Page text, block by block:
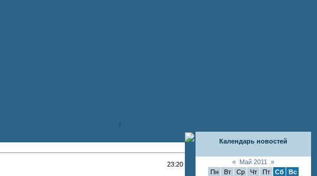
|
23:20
Календарь новостей
« Май 2011
»
Пн
Вт Ср Чт Пт Сб
Вс